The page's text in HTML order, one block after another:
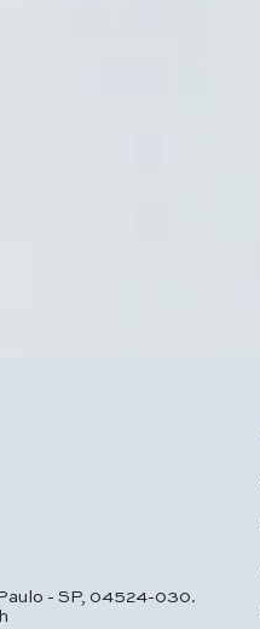
- SP, 04524-030.